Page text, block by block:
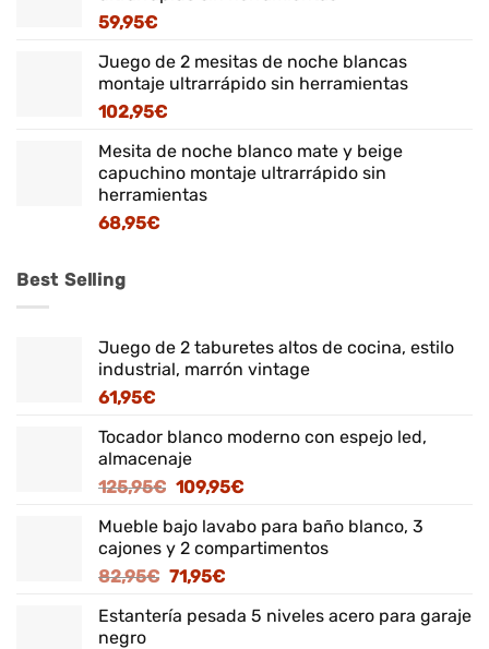
59,95€
Juego de 2 mesitas de noche blancas
montaje ultrarrápido sin herramientas
102,95€
Mesita de noche blanco mate y beige
capuchino montaje ultrarrápido sin
herramientas
68,95€
Best Selling
Juego de 2 taburetes altos de cocina, estilo
industrial, marrón vintage
61,95€
Tocador blanco moderno con espejo led,
almacenaje
125,95€ El
original
era:
125,95€.
109,95€El
actual
es:
Mueble bajo lavabo para baño blanco, 3
cajones y 2 compartimentos
82,95€ El
original
71,95€El
actual
Estantería pesada 5 niveles acero para garaje
negro